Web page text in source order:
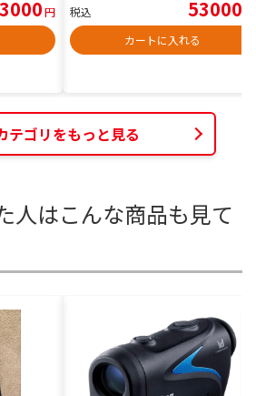
円
税込 53000
カートに入れる
テゴリをもっと見る
人はこんな商品も見て